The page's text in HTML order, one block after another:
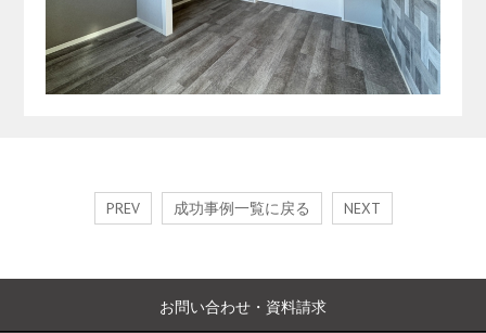
PREV 成功事例一覧に戻る NEXT
お問い合わせ・資料請求